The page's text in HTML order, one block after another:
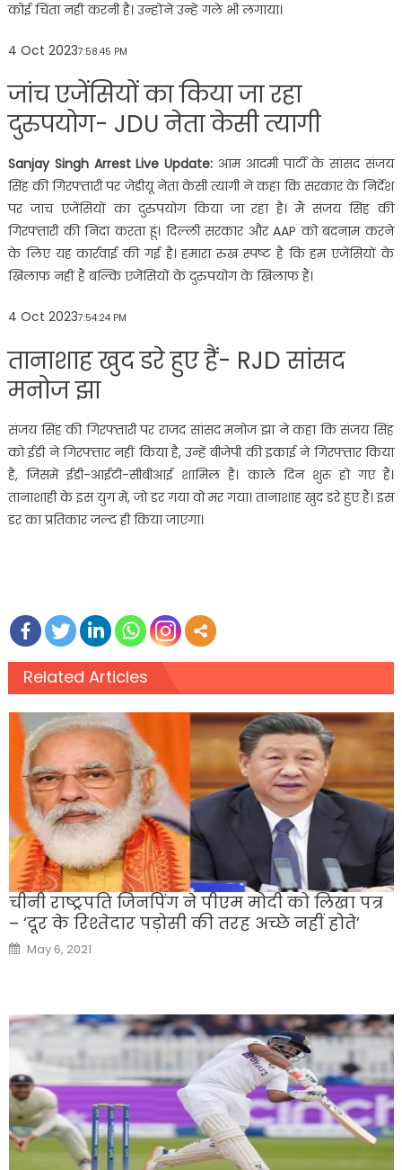
कोई चिंता नहीं करनी है। उन्होंने उन्हें गले भी लगाया।
4 Oct 20237:58:45 PM
जांच एजेंसियों का किया जा रहा
दुरुपयोग- JDU नेता केसी त्यागी
Sanjay Singh Arrest Live Update: आम आदमी पार्टी के सांसद संजय
सिंह की गिरफ्तारी पर जेडीयू नेता केसी त्यागी ने कहा कि सरकार के निर्देश
पर जांच एजेंसियों का दुरुपयोग किया जा रहा है। मैं संजय सिंह की
गिरफ्तारी की निंदा करता हूं। दिल्ली सरकार और AAP को बदनाम करने
के लिए यह कार्रवाई की गई है। हमारा रुख स्पष्ट है कि हम एजेंसियों के
खिलाफ नहीं हैं बल्कि एजेंसियों के दुरुपयोग के खिलाफ हैं।
4 Oct 20237:54:24 PM
तानाशाह खुद डरे हुए हैं- RJD सांसद
मनोज झा
संजय सिंह की गिरफ्तारी पर राजद सांसद मनोज झा ने कहा कि संजय सिंह
को ईडी ने गिरफ्तार नहीं किया है, उन्हें बीजेपी की इकाई ने गिरफ्तार किया
है, जिसमें ईडी-आईटी-सीबीआई शामिल है। काले दिन शुरू हो गए हैं।
तानाशाही के इस युग में, जो डर गया वो मर गया। तानाशाह खुद डरे हुए हैं। इस
डर का प्रतिकार जल्द ही किया जाएगा।
Related Articles
चीनी राष्ट्रपति जिनपिंग ने पीएम मोदी को लिखा पत्र
– ‘दूर के रिश्तेदार पड़ोसी की तरह अच्छे नहीं होते’
Posted
on
May 6, 2021